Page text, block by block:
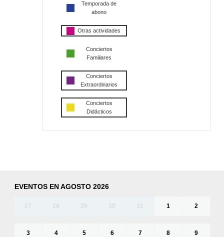
Temporada de
abono
Otras actividades
Conciertos
Familiares
Conciertos
Extraordinarios
Conciertos
Didácticos
EVENTOS EN AGOSTO 2026
27 28 29 30 31 1 2
3 4 5 6 7 8 9